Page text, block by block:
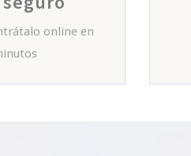
online en